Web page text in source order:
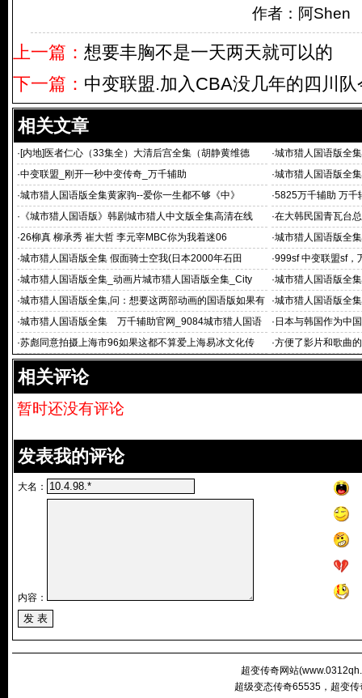
作者：阿Shen
上一篇： 想要丰胸不是一天两天就可以的
下一篇： 中变联盟.加入CBA没几年的四川
相关文章
·[内地]医者仁心（33集全）大清后宫全集（胡静黄维德 ·城市猎人国语版全
跳
·中变联盟_刚开一秒中变传奇_万千辅助 ·城市猎人国语版全
·城市猎人国语版全集黄家驹--爱你一生都不够《中》 ·5825万千辅助 万千
· 《城市猎人国语版》韩剧城市猎人中文版全集高清在线 ·在大韩民国青瓦台
·26柳真 柳承秀 崔大哲 李元宰MBC你为我着迷06 ·城市猎人国语版全
·城市猎人国语版全集 假面骑士空我(日本2000年石田 ·999sf 中变联盟sf
·城市猎人国语版全集_动画片城市猎人国语版全集_City ·城市猎人国语版全
·城市猎人国语版全集,问：想要这两部动画的国语版如果有
其他国语版动画
·城市猎人国语版全
短信告
·城市猎人国语版全集 万千辅助官网_9084城市猎人国语
版全集
· 日本与韩国作为中
·苏彪同意拍摄上海市96如果这都不算爱上海易冰文化传 ·方便了影片和歌曲
相关评论
暂时还没有评论
发表我的评论
大名：
内容：
超变传奇网站(
超级变态传奇65535，超变